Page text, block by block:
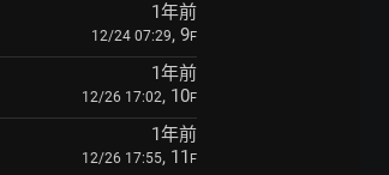
1年前
12/24 07:29, 9F
1年前
12/26 17:02, 10F
1年前
12/26 17:55, 11 F